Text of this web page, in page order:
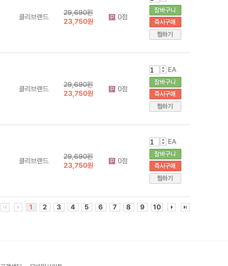
클리브랜드
29,690원
23,750원
0점
클리브랜드
29,690원
23,750원
0점
EA
클리브랜드
29,690원
23,750원
0점
EA
1 2 3 4 5 6 7 8 9 10